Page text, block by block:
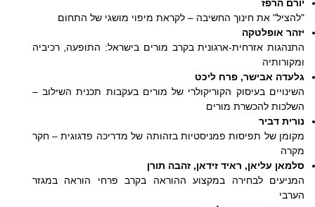
יורם הרפז
"להציל" את חינוך החשיבה – לקראת מיפוי מושגי של התחום
יזהר אופלטקה
התנהגות אזרחית-ארגונית בקרב מורים בישראל: התופעה, רכיביה
ומקורותיה
גלעדה אבישר, פרח ליכט
השינויים בעיסוק הקוריקולרי של מורים בעקבות תכנית השילוב –
השלכות להכשרת מורים
נורית דביר
מקומן של תפיסות פמניסטיות בזהותה של מדריכה פדגוגית – חקר
מקרה
סלמאן עליאן, ראיד זידאן, זהבה תורן
המניעים לבחירה במקצוע ההוראה בקרב פרחי הוראה במגזר
הערבי